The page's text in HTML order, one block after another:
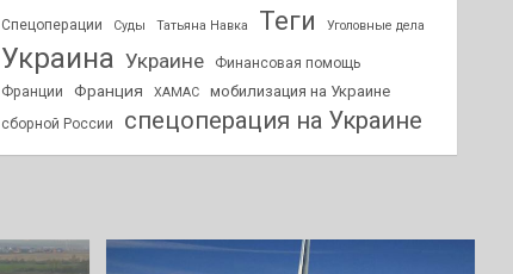
Спецоперации Суды Татьяна Навка Теги Уголовные дела
Украина Украине
Финансовая помощь
Франции
Франция ХАМАС мобилизация на Украине
сборной России спецоперация на Украине